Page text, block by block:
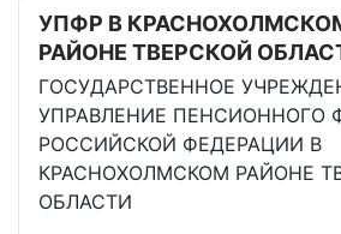
УПФР В
РАЙОНЕ ТВЕРСКОЙ
ГОСУДАРСТВЕННОЕ
УПРАВЛЕНИЕ ПЕНСИОННОГО
РОССИЙСКОЙ ФЕДЕРАЦИИ В
КРАСНОХОЛМСКОМ РАЙОНЕ
ОБЛАСТИ